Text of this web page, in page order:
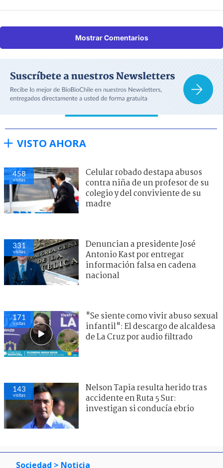
Mostrar Comentarios
VISTO AHORA
458
visitas
Celular robado destapa abusos
contra niña de un profesor de su
colegio y del conviviente de su
madre
331
visitas
Denuncian a presidente José
Antonio Kast por entregar
información falsa en cadena
nacional
171
visitas
"Se siente como vivir abuso sexual
infantil": El descargo de alcaldesa
de La Cruz por audio filtrado
143
visitas
Nelson Tapia resulta herido tras
accidente en Ruta 5 Sur:
investigan si conducía ebrio
Sociedad > Noticia